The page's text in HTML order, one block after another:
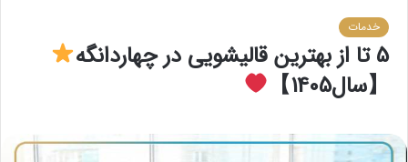
خدمات
5 تا از بهترین قالیشویی در چهاردانگه
【سال1405】